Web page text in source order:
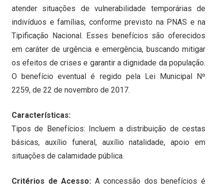
atender situações de vulnerabilidade temporárias de
indivíduos e famílias, conforme previsto na PNAS e na
Tipificação Nacional. Esses benefícios são oferecidos
em caráter de urgência e emergência, buscando mitigar
os efeitos de crises e garantir a dignidade da população.
O benefício eventual é regido pela Lei Municipal Nº
2259, de 22 de novembro de 2017.
Características:
Tipos de Benefícios: Incluem a distribuição de cestas
básicas, auxílio funeral, auxílio natalidade, apoio em
situações de calamidade pública.
Critérios de Acesso: A concessão dos benefícios é